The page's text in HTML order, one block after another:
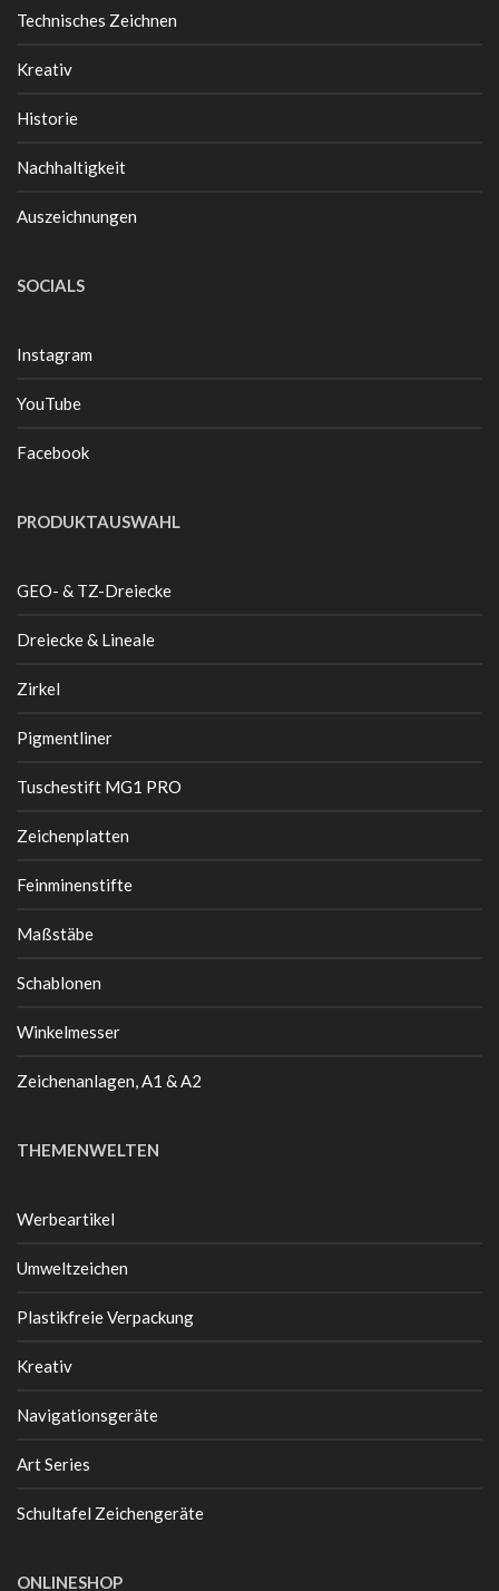
Technisches Zeichnen
Kreativ
Historie
Nachhaltigkeit
Auszeichnungen
SOCIALS
Instagram
YouTube
Facebook
PRODUKTAUSWAHL
GEO- & TZ-Dreiecke
Dreiecke & Lineale
Zirkel
Pigmentliner
Tuschestift MG1 PRO
Zeichenplatten
Feinminenstifte
Maßstäbe
Schablonen
Winkelmesser
Zeichenanlagen, A1 & A2
THEMENWELTEN
Werbeartikel
Umweltzeichen
Plastikfreie Verpackung
Kreativ
Navigationsgeräte
Art Series
Schultafel Zeichengeräte
ONLINESHOP